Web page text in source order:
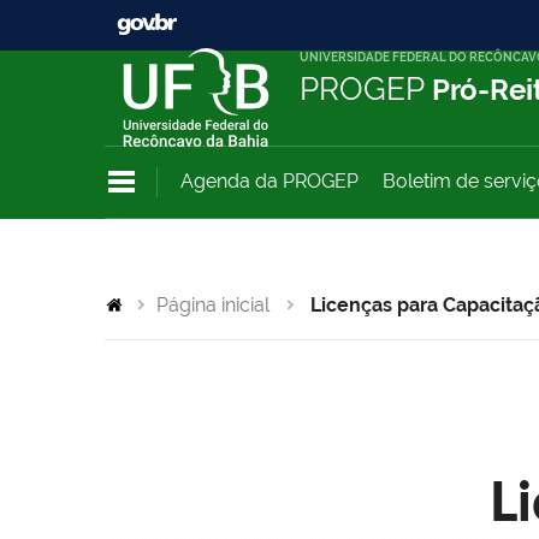
UNIVERSIDADE FEDERAL DO
PROGEP Pró-
Agenda da PROGEP Boletim de
Página inicial Licenças para